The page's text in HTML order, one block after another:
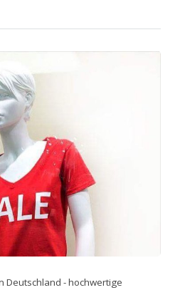
Deutschland - hochwertige